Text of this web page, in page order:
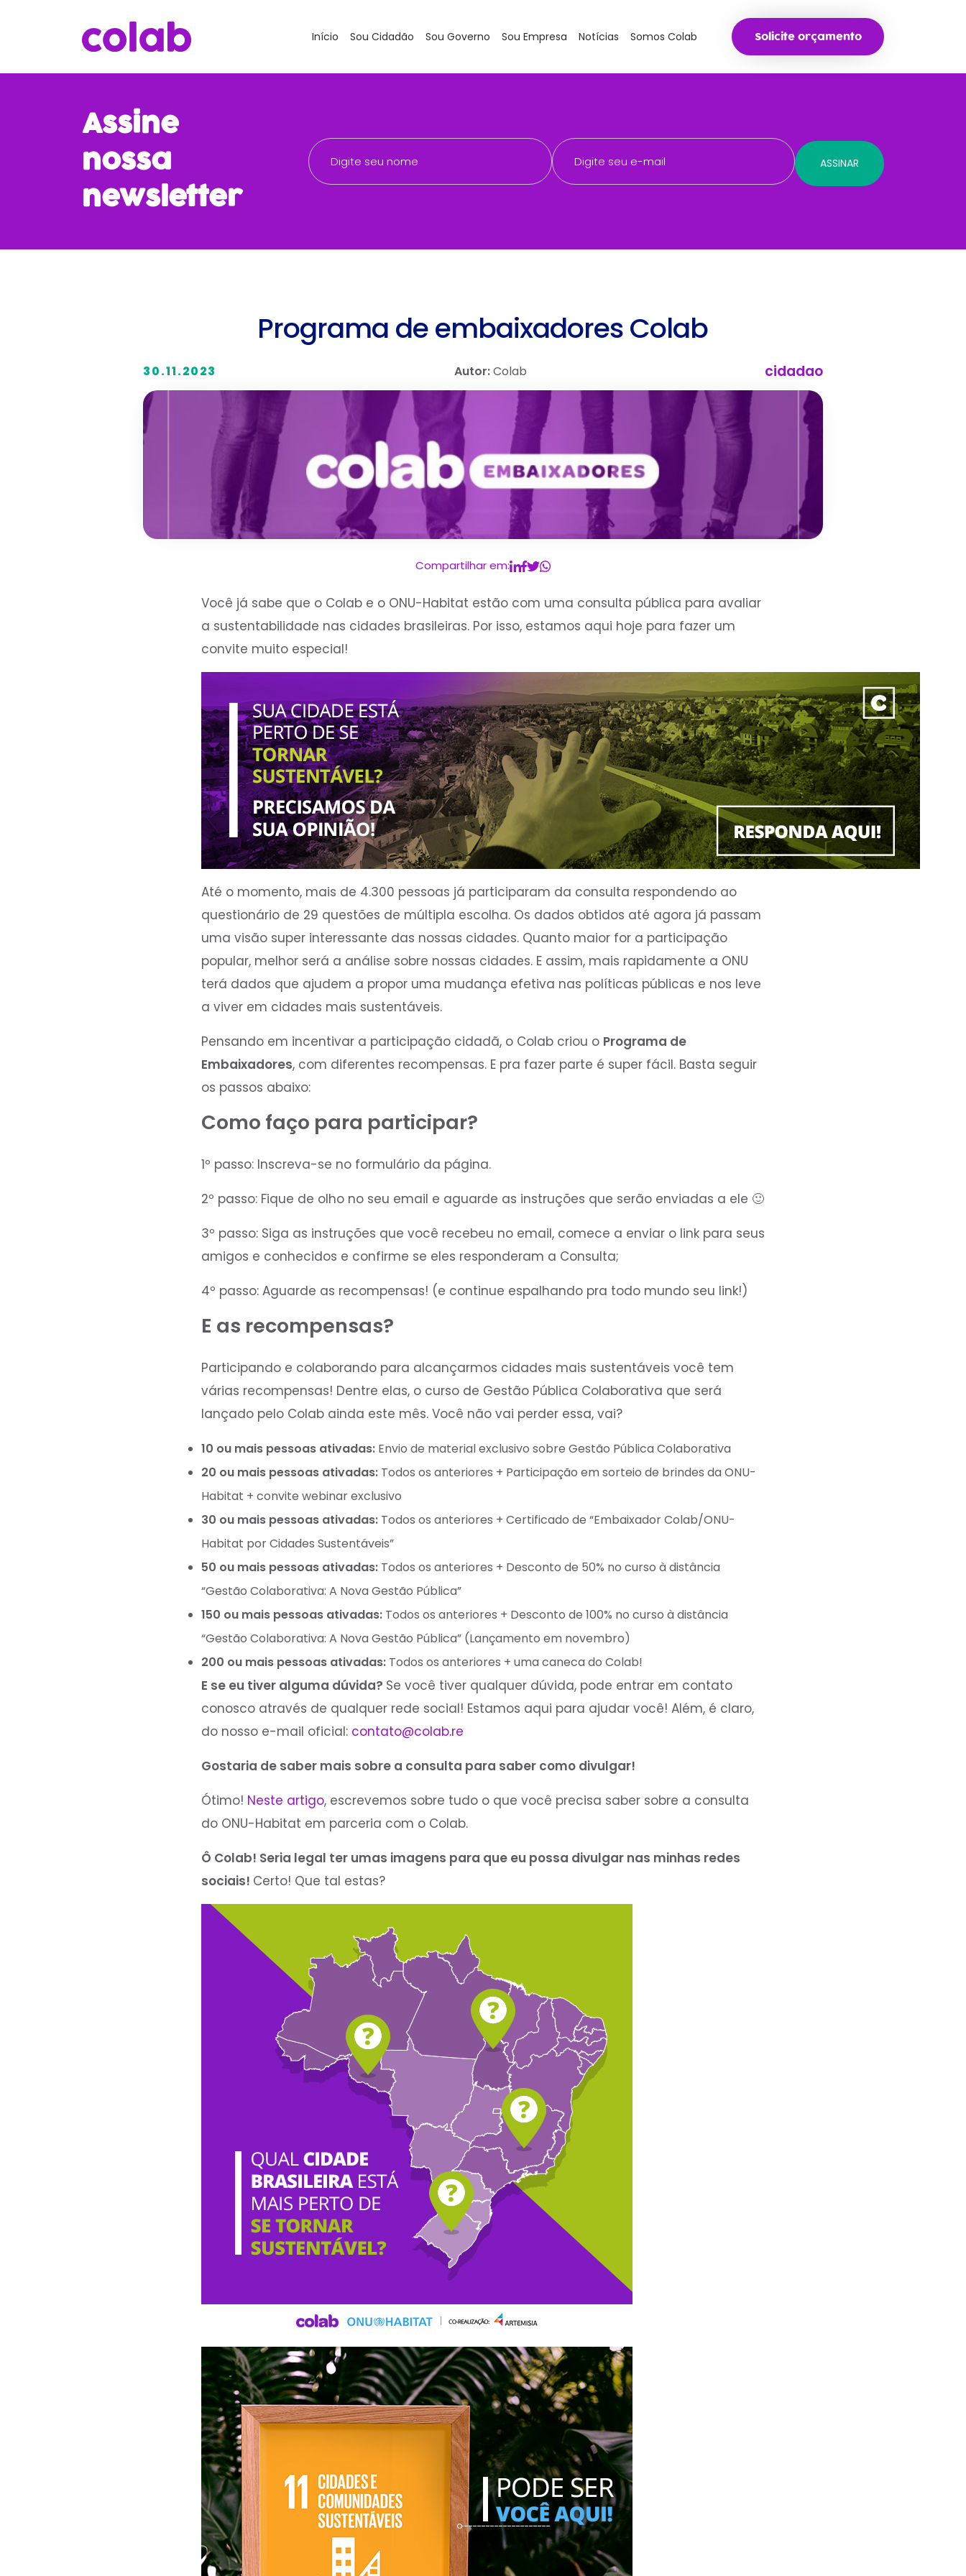
Início Sou Cidadão Sou Governo Sou Empresa Notícias Somos Colab Solicite orçamento
Assine
nossa
newsletter
Programa de embaixadores Colab
30.11.2023 Autor:Colab cidadao
Compartilhar em:
Você já sabe que o Colab e o ONU-Habitat estão com uma consulta pública para avaliar
a sustentabilidade nas cidades brasileiras. Por isso, estamos aqui hoje para fazer um
convite muito especial!
Até o momento, mais de 4.300 pessoas já participaram da consulta respondendo ao
questionário de 29 questões de múltipla escolha. Os dados obtidos até agora já passam
uma visão super interessante das nossas cidades. Quanto maior for a participação
popular, melhor será a análise sobre nossas cidades. E assim, mais rapidamente a ONU
terá dados que ajudem a propor uma mudança efetiva nas políticas públicas e nos leve
a viver em cidades mais sustentáveis.
Pensando em incentivar a participação cidadã, o Colab criou o Programa de
Embaixadores, com diferentes recompensas. E pra fazer parte é super fácil. Basta seguir
os passos abaixo:
Como faço para participar?
1º passo: Inscreva-se no formulário da página.
2º passo: Fique de olho no seu email e aguarde as instruções que serão enviadas a ele 🙂
3º passo: Siga as instruções que você recebeu no email, comece a enviar o link para seus
amigos e conhecidos e confirme se eles responderam a Consulta;
4º passo: Aguarde as recompensas! (e continue espalhando pra todo mundo seu link!)
E as recompensas?
Participando e colaborando para alcançarmos cidades mais sustentáveis você tem
várias recompensas! Dentre elas, o curso de Gestão Pública Colaborativa que será
lançado pelo Colab ainda este mês. Você não vai perder essa, vai?
10 ou mais pessoas ativadas:Envio de material exclusivo sobre Gestão Pública Colaborativa
20 ou mais pessoas ativadas:Todos os anteriores + Participação em sorteio de brindes da ONU-
Habitat + convite webinar exclusivo
30 ou mais pessoas ativadas: Todos os anteriores + Certificado de “Embaixador Colab/ONU-
Habitat por Cidades Sustentáveis”
50 ou mais pessoas ativadas:Todos os anteriores + Desconto de 50% no curso à distância
“Gestão Colaborativa: A Nova Gestão Pública”
150 ou mais pessoas ativadas:Todos os anteriores + Desconto de 100% no curso à distância
“Gestão Colaborativa: A Nova Gestão Pública” (Lançamento em novembro)
200 ou mais pessoas ativadas:Todos os anteriores + uma caneca do Colab!
E se eu tiver alguma dúvida? Se você tiver qualquer dúvida, pode entrar em contato
conosco através de qualquer rede social! Estamos aqui para ajudar você! Além, é claro,
do nosso e-mail oficial: contato@colab.re
Gostaria de saber mais sobre a consulta para saber como divulgar!
Ótimo! Neste artigo, escrevemos sobre tudo o que você precisa saber sobre a consulta
do ONU-Habitat em parceria com o Colab.
Ô Colab! Seria legal ter umas imagens para que eu possa divulgar nas minhas redes
sociais! Certo! Que tal estas?